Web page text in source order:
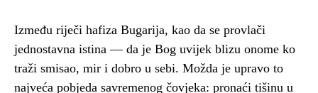
Između riječi hafiza Bugarija, kao da se provlači
jednostavna istina — da je Bog uvijek blizu onome ko
traži smisao, mir i dobro u sebi. Možda je upravo to
najveća pobjeda savremenog čovjeka: pronaći tišinu u